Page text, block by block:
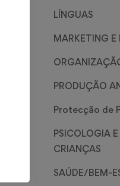
LÍNGUAS
MARKETING E
PRODUÇÃO
Protecção de
PSICOLOGIA
CRIANÇAS
SAÚDE/BEM-